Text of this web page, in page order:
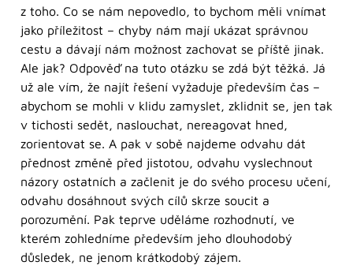
z toho. Co se nám nepovedlo, to bychom měli vnímat
jako příležitost – chyby nám mají ukázat správnou
cestu a dávají nám možnost zachovat se příště jinak.
Ale jak? Odpověď na tuto otázku se zdá být těžká. Já
už ale vím, že najít řešení vyžaduje především čas –
abychom se mohli v klidu zamyslet, zklidnit se, jen tak
v tichosti sedět, naslouchat, nereagovat hned,
zorientovat se. A pak v sobě najdeme odvahu dát
přednost změně před jistotou, odvahu vyslechnout
názory ostatních a začlenit je do svého procesu učení,
odvahu dosáhnout svých cílů skrze soucit a
porozumění. Pak teprve uděláme rozhodnutí, ve
kterém zohledníme především jeho dlouhodobý
důsledek, ne jenom krátkodobý zájem.